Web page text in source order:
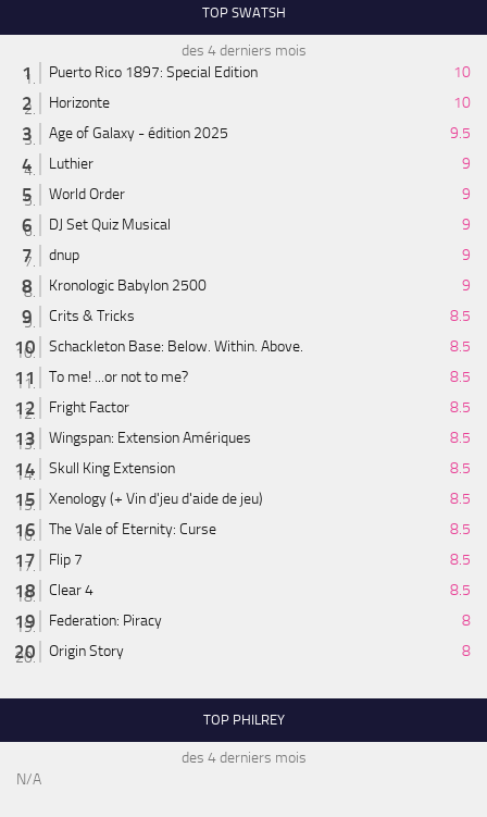
TOP SWATSH
des 4 derniers mois
Puerto Rico 1897: Special Edition
10
Horizonte
10
Age of Galaxy - édition 2025
9.5
Luthier
9
World Order
9
DJ Set Quiz Musical
9
dnup
9
Kronologic Babylon 2500
9
Crits & Tricks
8.5
Schackleton Base: Below. Within. Above.
8.5
To me! ...or not to me?
8.5
Fright Factor
8.5
Wingspan: Extension Amériques
8.5
Skull King Extension
8.5
Xenology (+ Vin d'jeu d'aide de jeu)
8.5
The Vale of Eternity: Curse
8.5
Flip 7
8.5
Clear 4
8.5
Federation: Piracy
8
Origin Story
8
TOP PHILREY
des 4 derniers mois
N/A